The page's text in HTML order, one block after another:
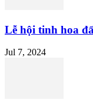
Lễ hội tinh hoa
Jul 7, 2024